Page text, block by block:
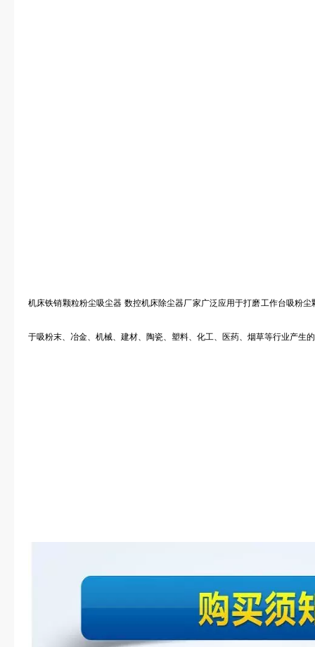
机床铁销颗粒粉尘吸尘器 数控机床除尘器厂家广泛应用于打磨工作台吸粉
于吸粉末、冶金、机械、建材、陶瓷、塑料、化工、医药、烟草等行业产生